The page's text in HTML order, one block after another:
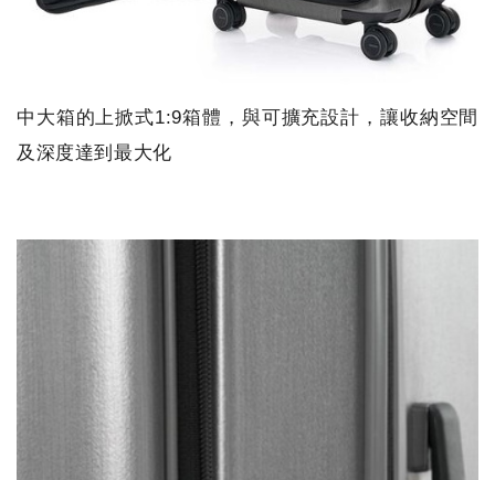
中大箱的上掀式1:9箱體，與可擴充設計，讓收納空間
及深度達到最大化